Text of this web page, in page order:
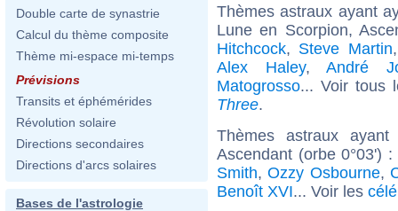
Double carte de synastrie
Calcul du thème composite
Thème mi-espace mi-temps
Prévisions
Transits et éphémérides
Révolution solaire
Directions secondaires
Directions d'arcs solaires
Bases de l'astrologie
Thèmes astraux ayant
Lune en Scorpion,
Hitchcock, Steve Martin
Alex Haley,André
Matogrosso... Voir tous
Three.
Thèmes astraux
Ascendant (orbe 0°03') :
Smith,Ozzy Osbourne,
Benoît XVI... Voir les